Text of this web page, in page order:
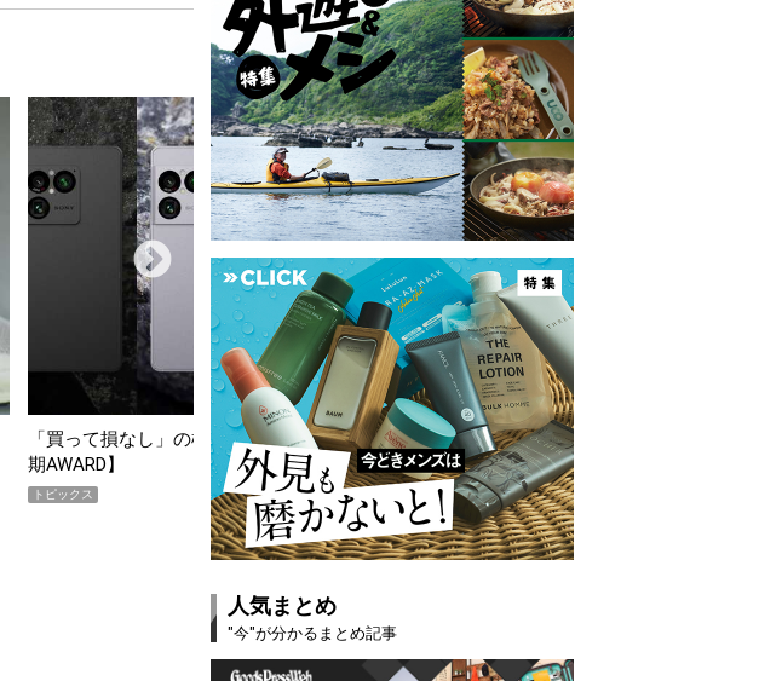
薄着になる季節の夏こそ“映える”タフな腕時計を。G-
SHOCK「GRAVITYMASTER」は本当に機能も見た…
PR
【編集部員が選んだ「指名買
らイチオシアイテムをピック
トピックス
人気まとめ
"今"が分かるまとめ記事